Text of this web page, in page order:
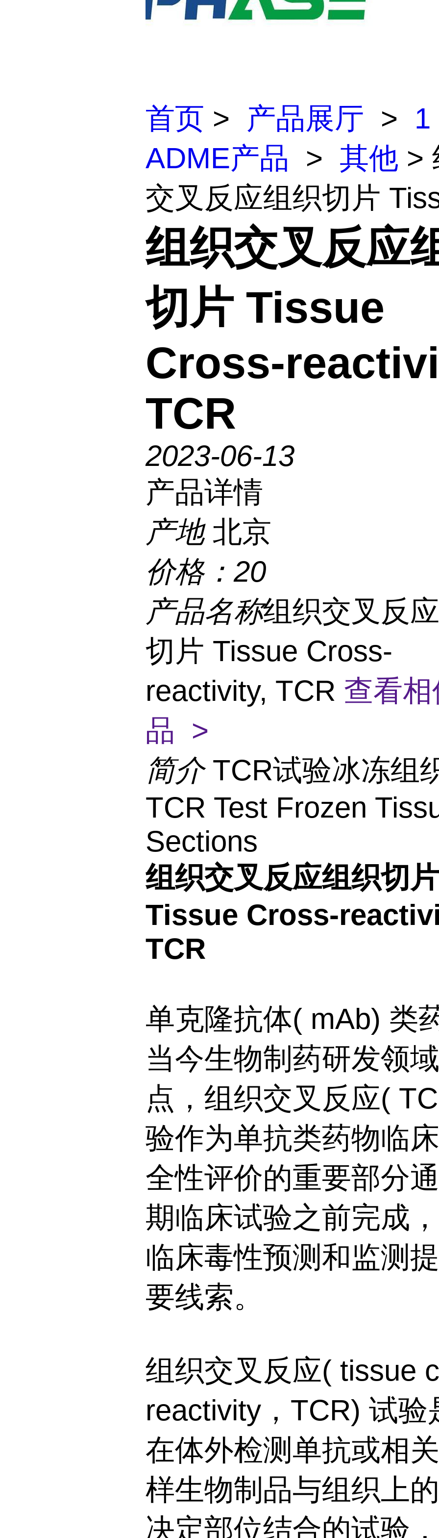
首页 > 产品展厅 > 1
ADME产品 > 其他 >
交叉反应组织切片
组织交叉反应
切片 Tissue
Cross-
TCR
2023-06-13
产品详情
产地 北京
价格： 20
产品名称组织交叉反
切片 Tissue Cross-
reactivity, TCR 查看
品 >
简介 TCR试验冰冻组
TCR Test Frozen
Sections
组织交叉反应组织切片
Tissue Cross-
TCR
单克隆抗体( mAb) 类
当今生物制药研发领
点，组织交叉反应(
验作为单抗类药物临
全性评价的重要部分
期临床试验之前完成
临床毒性预测和监测
要线索。
组织交叉反应( tissue
reactivity，TCR) 试验
在体外检测单抗或相
样生物制品与组织上
决定部位结合的试验